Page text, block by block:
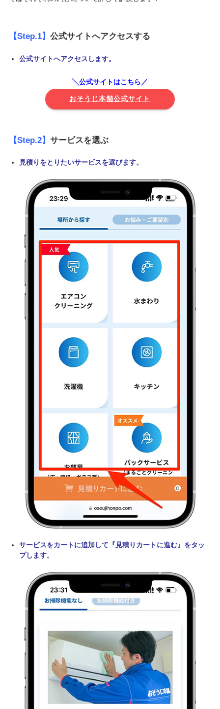
【Step.1】 公式サイトへアクセスする
公式サイトへアクセスします。
╲公式サイトはこちら／
おそうじ本舗公式サイト
【Step.2】 サービスを選ぶ
見積りをとりたいサービスを選びます。
サービスをカートに追加して『見積りカートに進む』をタッ
プします。